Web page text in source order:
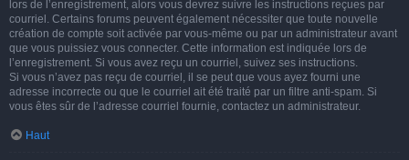
lors de l’enregistrement, alors vous devrez suivre les instructions reçues par
courriel. Certains forums peuvent également nécessiter que toute nouvelle
création de compte soit activée par vous-même ou par un administrateur avant
que vous puissiez vous connecter. Cette information est indiquée lors de
l’enregistrement. Si vous avez reçu un courriel, suivez ses instructions.
Si vous n’avez pas reçu de courriel, il se peut que vous ayez fourni une
adresse incorrecte ou que le courriel ait été traité par un filtre anti-spam. Si
vous êtes sûr de l’adresse courriel fournie, contactez un administrateur.
Haut